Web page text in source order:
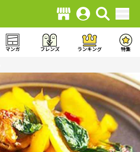
マンガ フレンズ ランキング 特集